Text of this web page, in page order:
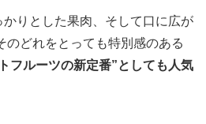
りとした果肉、そして口に広が
どれをとっても特別感のある
フルーツの新定番”としても人気